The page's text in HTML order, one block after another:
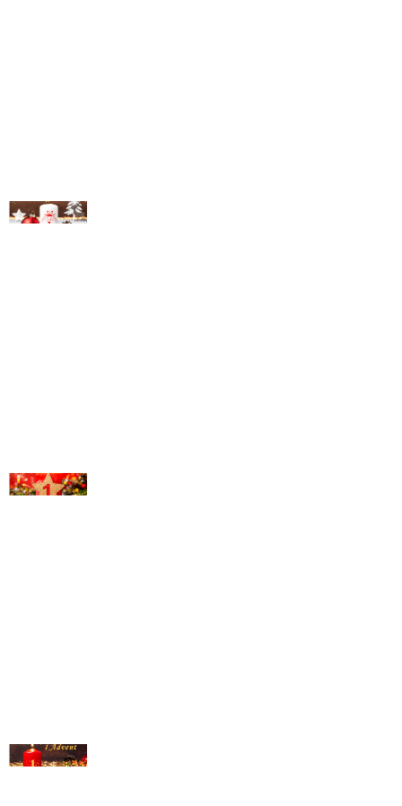
© Michael Bihlmayer
© Michael Bihlmayer
© Michael Bihlmayer